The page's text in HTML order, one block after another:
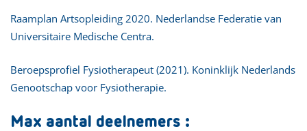
Raamplan Artsopleiding 2020. Nederlandse Federatie van
Universitaire Medische Centra.
Beroepsprofiel Fysiotherapeut (2021). Koninklijk Nederlands
Genootschap voor Fysiotherapie.
Max aantal deelnemers :